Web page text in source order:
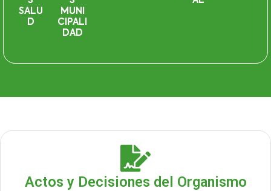
SALU
D
MUNI
CIPALI
DAD
Actos y Decisiones del Organismo